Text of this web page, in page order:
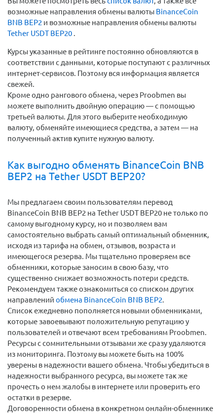
возможные направления обмены валюты BinanceCoin
BNB BEP2 и возможные направления обмены валюты
Tether USDT BEP20 .
Курсы указанные в рейтинге постоянно обновляются в
соответствии с данными, которые поступают с различных
интернет-сервисов. Поэтому вся информация является
свежей.
Кроме одно рангового обмена, через Proobmen вы
можете выполнить двойную операцию — с помощью
третьей валюты. Для этого выберите необходимую
валюту, обменяйте имеющиеся средства, а затем — на
полученный актив купите нужную валюту.
Как выгодно обменять BinanceCoin BNB
BEP2 на Tether USDT BEP20?
Мы предлагаем своим пользователям перевод
BinanceCoin BNB BEP2 на Tether USDT BEP20 не только по
самому выгодному курсу, но и позволяем вам
самостоятельно выбрать самый оптимальный обменник,
исходя из тарифа на обмен, отзывов, возраста и
имеющегося резерва. Мы тщательно проверяем все
обменники, которые заносим в свою базу, что
существенно снижает возможность потери средств.
Рекомендуем также ознакомиться со списком других
направлений обмена BinanceCoin BNB BEP2.
Список ежедневно пополняется новыми обменниками,
которые завоевывают положительную репутацию у
пользователей и отвечают всем требованиям Proobmen.
Ресурсы с сомнительными отзывами же сразу удаляются
из мониторинга. Поэтому вы можете быть на 100%
уверены в надежности вашего обмена. Чтобы убедиться в
надежности выбранного ресурса, вы можете так же
прочесть о нем жалобы в интернете или проверить его
остатки в резерве.
Договоренности обмена в конкретном онлайн-обменнике